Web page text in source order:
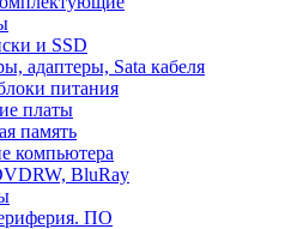
и SSD
адаптеры, Sata кабеля
питания
платы
память
компьютера
BluRay
ПО